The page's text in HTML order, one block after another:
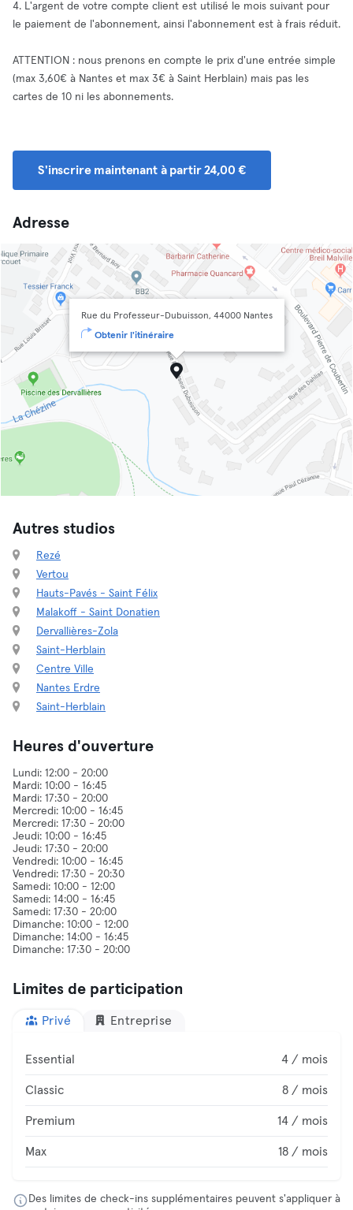
4. L'argent de votre compte client est utilisé le mois suivant pour
le paiement de l'abonnement, ainsi l'abonnement est à frais réduit.
ATTENTION : nous prenons en compte le prix d'une entrée simple
(max 3,60€ à Nantes et max 3€ à Saint Herblain) mais pas les
cartes de 10 ni les abonnements.
S'inscrire maintenant à partir 24,00 €
Adresse
Rue du Professeur-Dubuisson, 44000 Nantes
Obtenir l'itinéraire
Autres studios
Rezé
Vertou
Hauts-Pavés - Saint Félix
Malakoff - Saint Donatien
Dervallières-Zola
Saint-Herblain
Centre Ville
Nantes Erdre
Saint-Herblain
Heures d'ouverture
Lundi: 12:00 - 20:00
Mardi: 10:00 - 16:45
Mardi: 17:30 - 20:00
Mercredi: 10:00 - 16:45
Mercredi: 17:30 - 20:00
Jeudi: 10:00 - 16:45
Jeudi: 17:30 - 20:00
Vendredi: 10:00 - 16:45
Vendredi: 17:30 - 20:30
Samedi: 10:00 - 12:00
Samedi: 14:00 - 16:45
Samedi: 17:30 - 20:00
Dimanche: 10:00 - 12:00
Dimanche: 14:00 - 16:45
Limites de participation
Privé Entreprise
Essential 4 / mois
Classic 8 / mois
Premium 14 / mois
Max 18 / mois
Des limites de check-ins supplémentaires peuvent s'appliquer à